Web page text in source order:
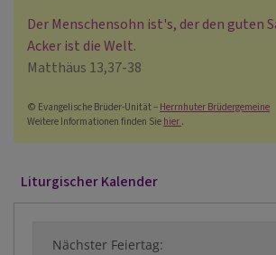
Der Menschensohn ist's, der den guten
Acker ist die Welt.
Matthäus 13,37-38
© Evangelische Brüder-Unität – Herrnhuter Brüdergemeine
Weitere Informationen finden Sie hier .
Liturgischer Kalender
Nächster Feiertag: